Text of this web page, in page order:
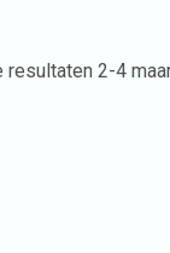
resultaten 2-4